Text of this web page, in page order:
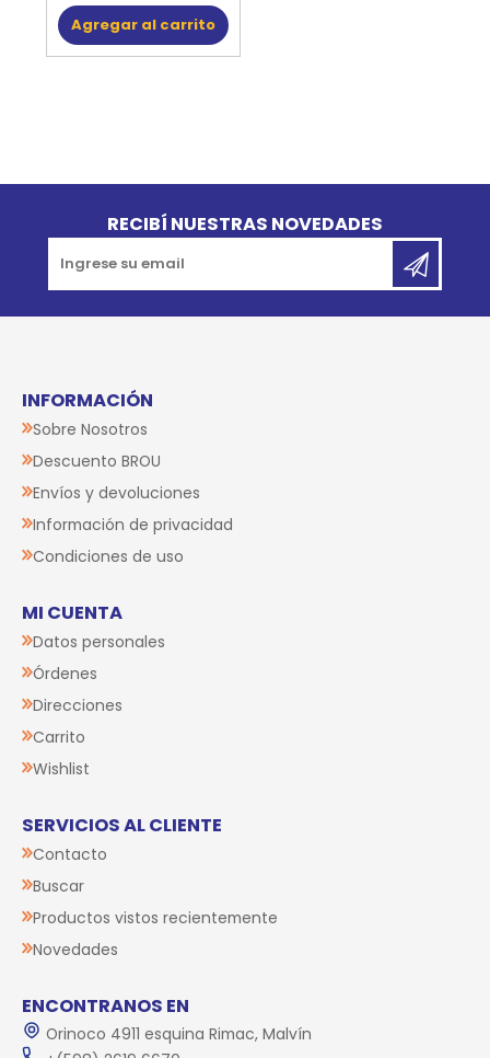
Agregar al carrito
RECIBÍ NUESTRAS NOVEDADES
INFORMACIÓN
Sobre Nosotros
Descuento BROU
Envíos y devoluciones
Información de privacidad
Condiciones de uso
MI CUENTA
Datos personales
Órdenes
Direcciones
Carrito
Wishlist
SERVICIOS AL CLIENTE
Contacto
Buscar
Productos vistos recientemente
Novedades
ENCONTRANOS EN
Orinoco 4911 esquina Rimac, Malvín